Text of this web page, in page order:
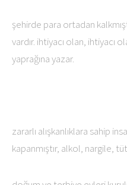
şehirde para ortadan
vardır. ihtiyacı olan, ihtiyacı
yaprağına yazar.
zararlı alışkanlıklara sahip
kapanmıştır, alkol, nargile,